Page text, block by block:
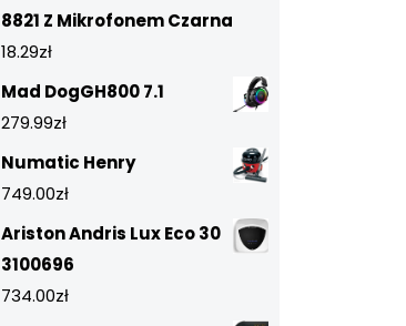
8821 Z Mikrofonem Czarna
18.29zł
Mad DogGH800 7.1
279.99zł
Numatic Henry
749.00zł
Ariston Andris Lux Eco 30
3100696
734.00zł